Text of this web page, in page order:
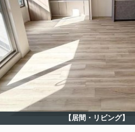
【居間・リビング】